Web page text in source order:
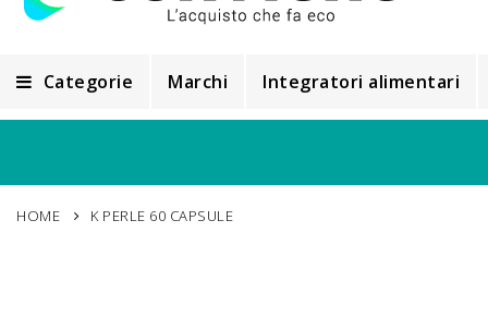
Categorie
Alimentazione e Dietetica
Marchi Integratori alimentari
HOME K PERLE 60 CAPSULE